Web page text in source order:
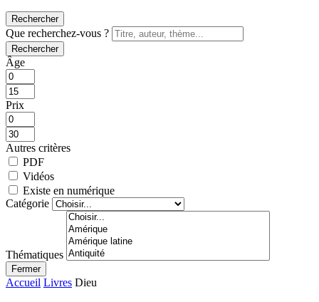
Rechercher
Que recherchez-vous ?
Rechercher
Âge
Prix
Autres critères
PDF
Vidéos
Existe en numérique
Catégorie
Thématiques
Fermer
Accueil Livres Dieu